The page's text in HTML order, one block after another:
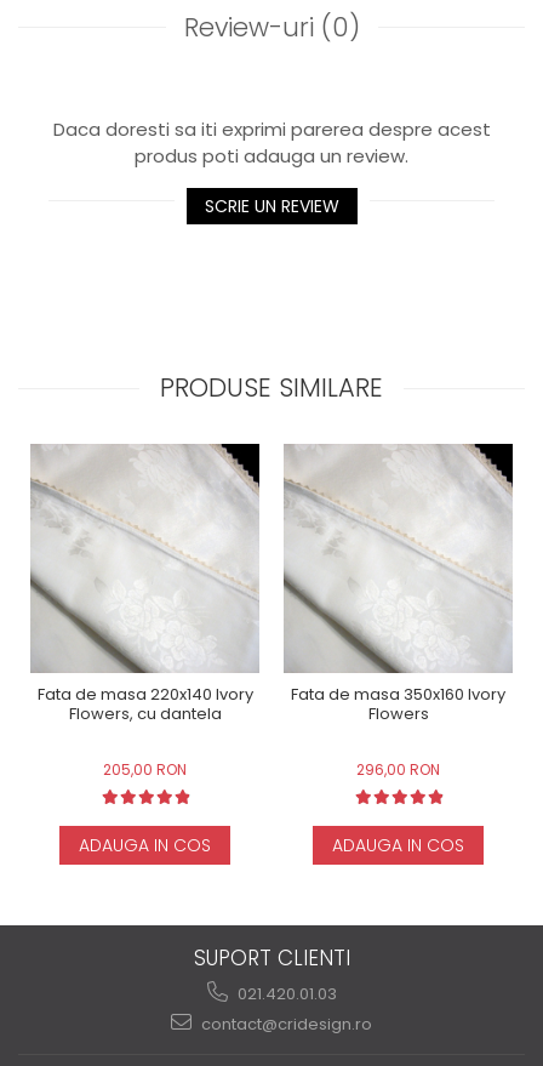
Review-uri (0)
Daca doresti sa iti exprimi parerea despre acest
produs poti adauga un review.
SCRIE UN REVIEW
PRODUSE SIMILARE
Fata de masa 220x140 Ivory
Flowers, cu dantela
205,00 RON
ADAUGA IN COS
Fata de masa 350x160 Ivory
Flowers
296,00 RON
ADAUGA IN COS
SUPORT CLIENTI
021.420.01.03
contact@cridesign.ro